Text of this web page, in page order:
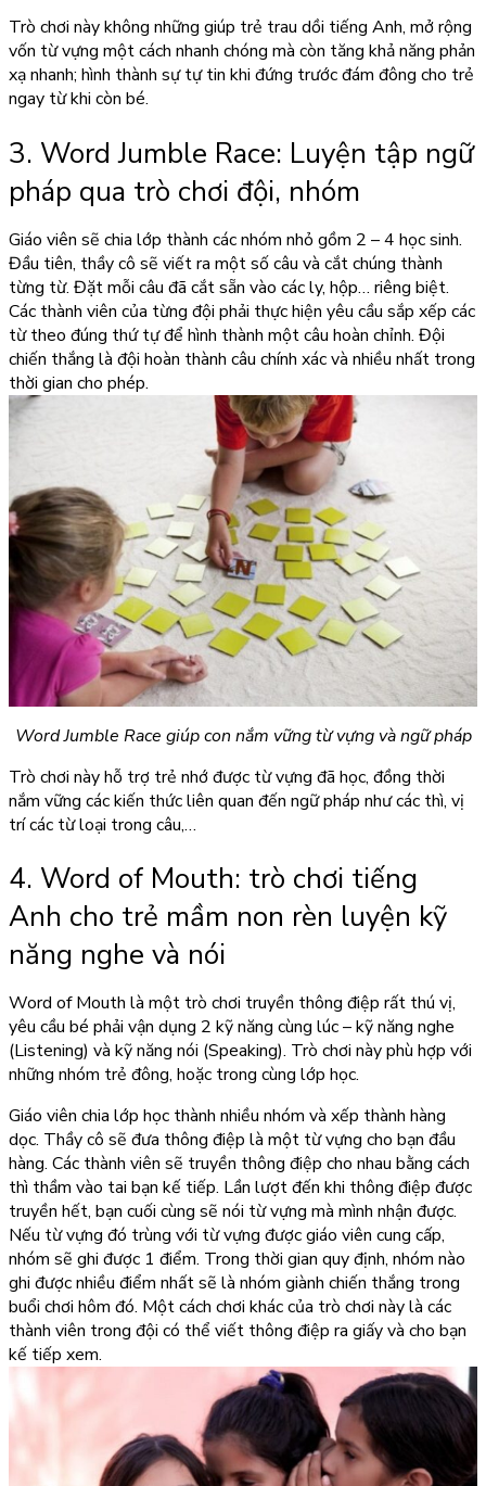
Trò chơi này không những giúp trẻ trau dồi tiếng Anh, mở rộng
vốn từ vựng một cách nhanh chóng mà còn tăng khả năng phản
xạ nhanh; hình thành sự tự tin khi đứng trước đám đông cho trẻ
ngay từ khi còn bé.
3. Word Jumble Race: Luyện tập ngữ
pháp qua trò chơi đội, nhóm
Giáo viên sẽ chia lớp thành các nhóm nhỏ gồm 2 – 4 học sinh.
Đầu tiên, thầy cô sẽ viết ra một số câu và cắt chúng thành
từng từ. Đặt mỗi câu đã cắt sẵn vào các ly, hộp… riêng biệt.
Các thành viên của từng đội phải thực hiện yêu cầu sắp xếp các
từ theo đúng thứ tự để hình thành một câu hoàn chỉnh. Đội
chiến thắng là đội hoàn thành câu chính xác và nhiều nhất trong
thời gian cho phép.
Word Jumble Race giúp con nắm vững từ vựng và ngữ pháp
Trò chơi này hỗ trợ trẻ nhớ được từ vựng đã học, đồng thời
nắm vững các kiến thức liên quan đến ngữ pháp như các thì, vị
trí các từ loại trong câu,…
4. Word of Mouth: trò chơi tiếng
Anh cho trẻ mầm non rèn luyện kỹ
năng nghe và nói
Word of Mouth là một trò chơi truyền thông điệp rất thú vị,
yêu cầu bé phải vận dụng 2 kỹ năng cùng lúc – kỹ năng nghe
(Listening) và kỹ năng nói (Speaking). Trò chơi này phù hợp với
những nhóm trẻ đông, hoặc trong cùng lớp học.
Giáo viên chia lớp học thành nhiều nhóm và xếp thành hàng
dọc. Thầy cô sẽ đưa thông điệp là một từ vựng cho bạn đầu
hàng. Các thành viên sẽ truyền thông điệp cho nhau bằng cách
thì thầm vào tai bạn kế tiếp. Lần lượt đến khi thông điệp được
truyền hết, bạn cuối cùng sẽ nói từ vựng mà mình nhận được.
Nếu từ vựng đó trùng với từ vựng được giáo viên cung cấp,
nhóm sẽ ghi được 1 điểm. Trong thời gian quy định, nhóm nào
ghi được nhiều điểm nhất sẽ là nhóm giành chiến thắng trong
buổi chơi hôm đó. Một cách chơi khác của trò chơi này là các
thành viên trong đội có thể viết thông điệp ra giấy và cho bạn
kế tiếp xem.